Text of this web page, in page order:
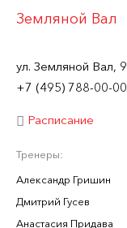
Земляной Вал
ул. Земляной Вал, 9
+7 (495) 788-00-00
Расписание
Тренеры:
Александр Гришин
Дмитрий Гусев
Анастасия Придава